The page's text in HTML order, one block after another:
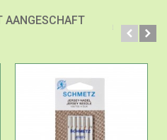
AANGESCHAFT